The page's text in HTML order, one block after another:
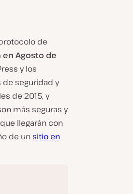
de
en Agosto de
y los
de seguridad y
de 2015, y
más seguras y
llegarán con
de unsitio en